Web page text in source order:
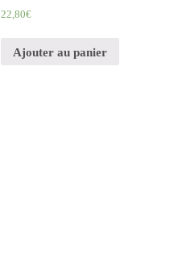
22,80€
Ajouter au panier